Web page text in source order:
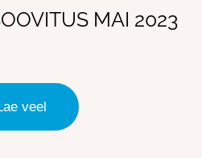
MAI 2023
veel